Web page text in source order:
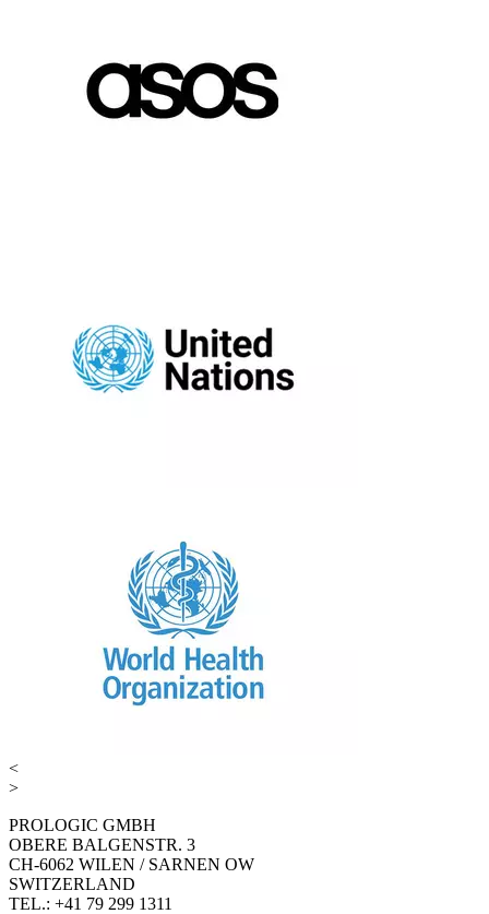
<
>
PROLOGIC GMBH
OBERE BALGENSTR. 3
CH-6062 WILEN / SARNEN OW
SWITZERLAND
TEL.: +41 79 299 1311